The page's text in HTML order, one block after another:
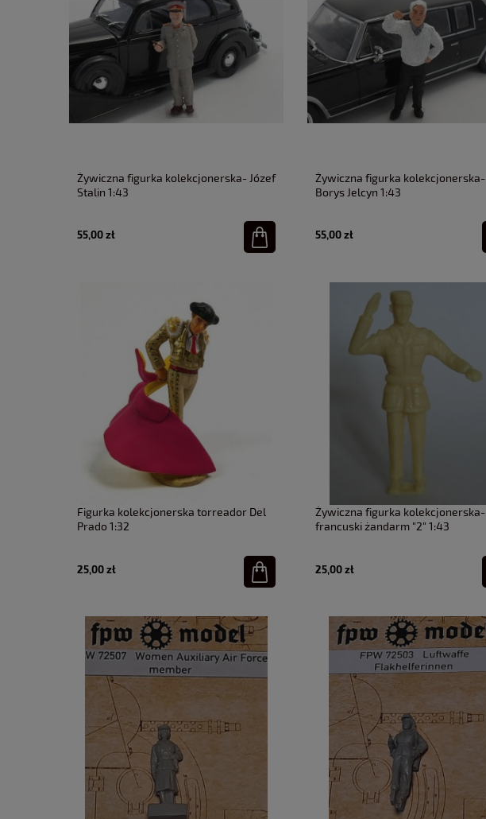
Żywiczna figurka kolekcjonerska- Józef
Stalin 1:43
55,00 zł
Żywiczna figurka kolekcjonerska-
Borys Jelcyn 1:43
55,00 zł
Figurka kolekcjonerska torreador Del
Prado 1:32
25,00 zł
Żywiczna figurka kolekcjonerska-
francuski żandarm "2" 1:43
25,00 zł